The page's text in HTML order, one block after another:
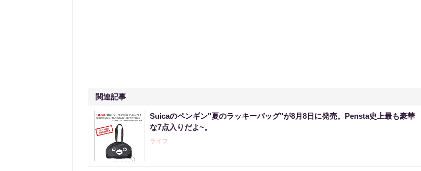
関連記事
Suicaのペンギン"夏のラッキーバッグ"が8月8日に発売。Pensta史上最も豪華
な7点入りだよ~。
ライフ